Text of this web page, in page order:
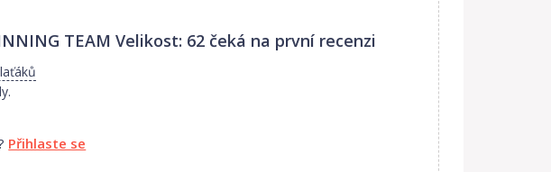
TEAM Velikost: 62 čeká na první recenzi
Přihlaste se